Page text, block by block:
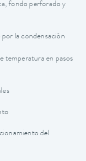
fondo perforado y
la condensación
temperatura en pasos
del